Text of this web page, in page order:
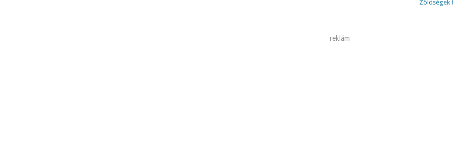
Zöldségek
reklám